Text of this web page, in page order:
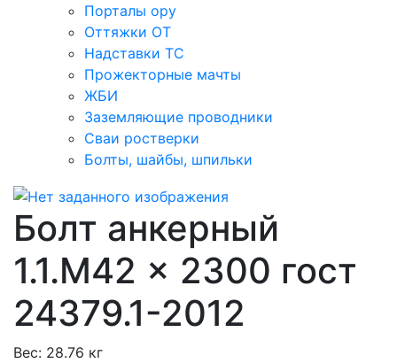
Порталы ору
Оттяжки ОТ
Надставки ТС
Прожекторные мачты
ЖБИ
Заземляющие проводники
Сваи ростверки
Болты, шайбы, шпильки
Болт анкерный
1.1.М42 × 2300 гост
24379.1-2012
Вес: 28.76 кг